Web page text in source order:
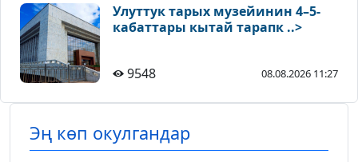
Улуттук тарых музейинин 4–5-
кабаттары кытай тарапк ..>
9548 08.08.2026 11:27
Эң көп окулгандар